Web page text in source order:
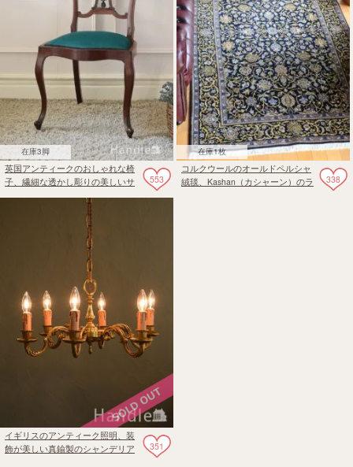
在庫3脚
553
英国アンティークのおしゃれな椅
子、繊細な透かし彫りの美しいサ
在庫1枚
338
コルクウールのオールドペルシャ
絨毯、Kashan（カシャーン）のラ
351
イギリスのアンティーク照明、装
飾が美しい真鍮製のシャンデリア